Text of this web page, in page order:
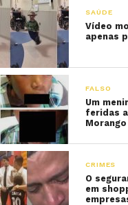
SAÚDE
Vídeo
apenas
FALSO
Um
feridas
CRIMES
O
em